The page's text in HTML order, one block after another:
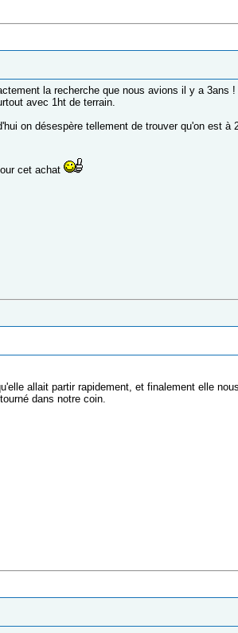
la recherche que nous avions il y a 3ans !
avec 1ht de terrain.
on désespère tellement de trouver qu'on est à
cet achat
allait partir rapidement, et finalement elle
dans notre coin.